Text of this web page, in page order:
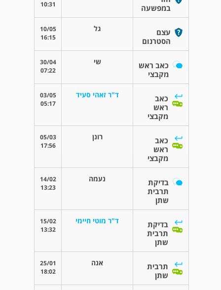
במפשעה
10:31
עצם
הסטרנום
גל
10/05
16:15
כאב ראש
מקבצי
שי
30/04
07:22
כאב
ראש
מקבצי
ד"ר זאהי סעיד
03/05
05:17
כאב
ראש
מקבצי
רונן
05/03
17:56
בדיקת
תרבית
שתן
נעמה
14/02
13:23
בדיקת
תרבית
שתן
ד"ר מוטי חיימי
15/02
13:32
תרבית
שתן
אנה
25/01
18:02